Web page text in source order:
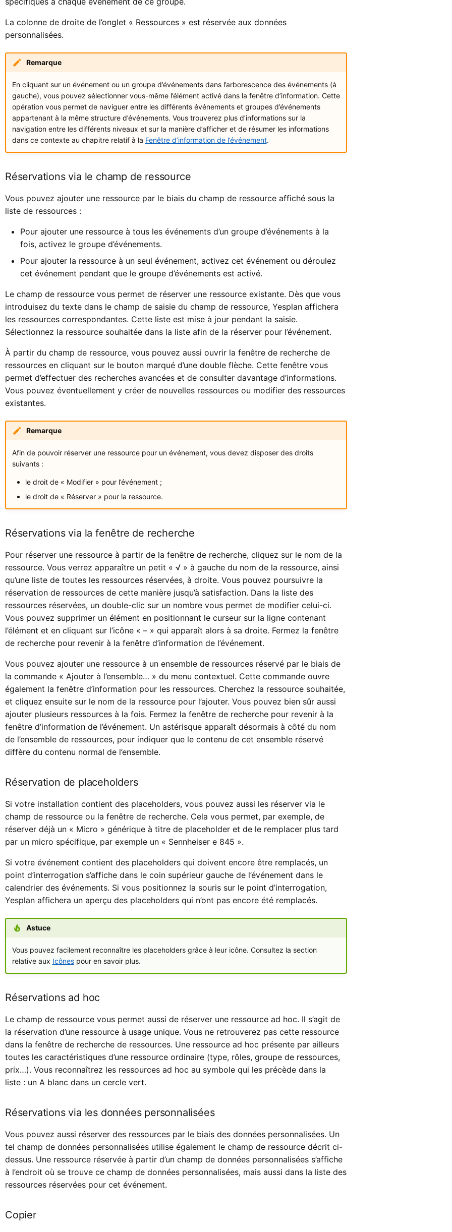
La colonne de droite de l’onglet « Ressources » est réservée aux données
personnalisées.
Remarque
En cliquant sur un événement ou un groupe d’événements dans l’arborescence des événements (à
gauche), vous pouvez sélectionner vous-même l’élément activé dans la fenêtre d’information. Cette
opération vous permet de naviguer entre les différents événements et groupes d’événements
appartenant à la même structure d’événements. Vous trouverez plus d’informations sur la
navigation entre les différents niveaux et sur la manière d’afficher et de résumer les informations
dans ce contexte au chapitre relatif à la Fenêtre d’information de l’événement.
Réservations via le champ de ressource
Vous pouvez ajouter une ressource par le biais du champ de ressource affiché sous la
liste de ressources :
Pour ajouter une ressource à tous les événements d’un groupe d’événements à la
fois, activez le groupe d’événements.
Pour ajouter la ressource à un seul événement, activez cet événement ou déroulez
cet événement pendant que le groupe d’événements est activé.
Le champ de ressource vous permet de réserver une ressource existante. Dès que vous
introduisez du texte dans le champ de saisie du champ de ressource, Yesplan affichera
les ressources correspondantes. Cette liste est mise à jour pendant la saisie.
Sélectionnez la ressource souhaitée dans la liste afin de la réserver pour l’événement.
À partir du champ de ressource, vous pouvez aussi ouvrir la fenêtre de recherche de
ressources en cliquant sur le bouton marqué d’une double flèche. Cette fenêtre vous
permet d’effectuer des recherches avancées et de consulter davantage d’informations.
Vous pouvez éventuellement y créer de nouvelles ressources ou modifier des ressources
existantes.
Remarque
Afin de pouvoir réserver une ressource pour un événement, vous devez disposer des droits
suivants :
le droit de « Modifier » pour l’événement ;
le droit de « Réserver » pour la ressource.
Réservations via la fenêtre de recherche
Pour réserver une ressource à partir de la fenêtre de recherche, cliquez sur le nom de la
ressource. Vous verrez apparaître un petit « √ » à gauche du nom de la ressource, ainsi
qu’une liste de toutes les ressources réservées, à droite. Vous pouvez poursuivre la
réservation de ressources de cette manière jusqu’à satisfaction. Dans la liste des
ressources réservées, un double-clic sur un nombre vous permet de modifier celui-ci.
Vous pouvez supprimer un élément en positionnant le curseur sur la ligne contenant
l’élément et en cliquant sur l’icône « – » qui apparaît alors à sa droite. Fermez la fenêtre
de recherche pour revenir à la fenêtre d’information de l’événement.
Vous pouvez ajouter une ressource à un ensemble de ressources réservé par le biais de
la commande « Ajouter à l’ensemble… » du menu contextuel. Cette commande ouvre
également la fenêtre d’information pour les ressources. Cherchez la ressource souhaitée,
et cliquez ensuite sur le nom de la ressource pour l’ajouter. Vous pouvez bien sûr aussi
ajouter plusieurs ressources à la fois. Fermez la fenêtre de recherche pour revenir à la
fenêtre d’information de l’événement. Un astérisque apparaît désormais à côté du nom
de l’ensemble de ressources, pour indiquer que le contenu de cet ensemble réservé
diffère du contenu normal de l’ensemble.
Réservation de placeholders
Si votre installation contient des placeholders, vous pouvez aussi les réserver via le
champ de ressource ou la fenêtre de recherche. Cela vous permet, par exemple, de
réserver déjà un « Micro » générique à titre de placeholder et de le remplacer plus tard
par un micro spécifique, par exemple un « Sennheiser e 845 ».
Si votre événement contient des placeholders qui doivent encore être remplacés, un
point d’interrogation s’affiche dans le coin supérieur gauche de l’événement dans le
calendrier des événements. Si vous positionnez la souris sur le point d’interrogation,
Yesplan affichera un aperçu des placeholders qui n’ont pas encore été remplacés.
Astuce
Vous pouvez facilement reconnaître les placeholders grâce à leur icône. Consultez la section
relative aux Icônespour en savoir plus.
Réservations ad hoc
Le champ de ressource vous permet aussi de réserver une ressource ad hoc. Il s’agit de
la réservation d’une ressource à usage unique. Vous ne retrouverez pas cette ressource
dans la fenêtre de recherche de ressources. Une ressource ad hoc présente par ailleurs
toutes les caractéristiques d’une ressource ordinaire (type, rôles, groupe de ressources,
prix…). Vous reconnaîtrez les ressources ad hoc au symbole qui les précède dans la
liste : un A blanc dans un cercle vert.
Réservations via les données personnalisées
Vous pouvez aussi réserver des ressources par le biais des données personnalisées. Un
tel champ de données personnalisées utilise également le champ de ressource décrit ci-
dessus. Une ressource réservée à partir d’un champ de données personnalisées s’affiche
à l’endroit où se trouve ce champ de données personnalisées, mais aussi dans la liste des
ressources réservées pour cet événement.
Copier